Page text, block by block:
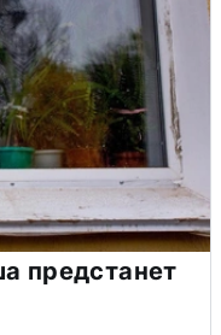
предстанет